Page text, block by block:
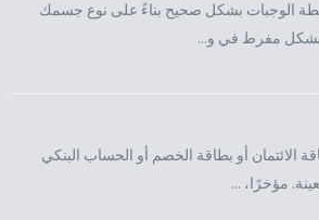
الوجبات بشكل صحيح بناءً على نوع جسمك
بشكل مفرط في و...
أو بطاقة الخصم أو الحساب البنكي
مؤخرًا، ...